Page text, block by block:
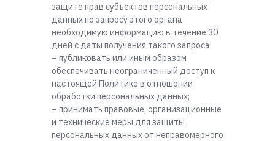
защите прав субъектов персональных
данных по запросу этого органа
необходимую информацию в течение 30
дней с даты получения такого запроса;
– публиковать или иным образом
обеспечивать неограниченный доступ к
настоящей Политике в отношении
обработки персональных данных;
– принимать правовые, организационные
и технические меры для защиты
персональных данных от неправомерного